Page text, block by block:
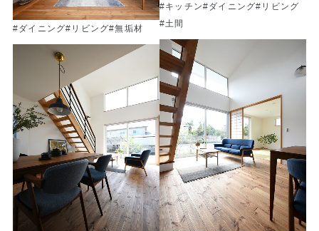
#キッチン#ダイニング#リビング
#土間
#ダイニング#リビング#無垢材